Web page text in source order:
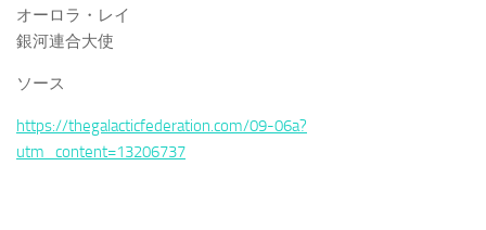
オーロラ・レイ
銀河連合大使
ソース
https://thegalacticfederation.com/09-06a?
utm_content=13206737